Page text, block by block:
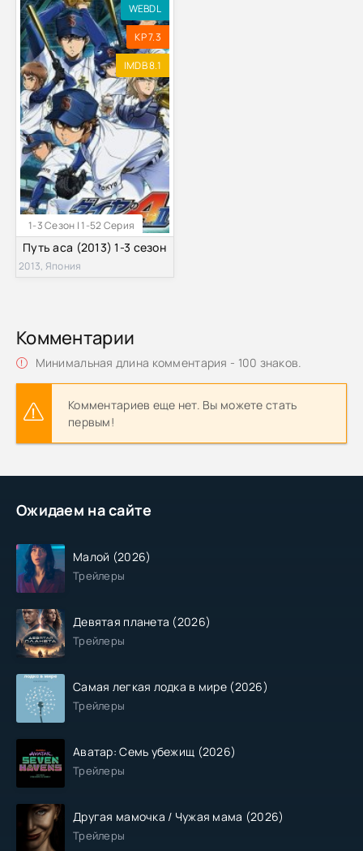
Ожидаем на сайте
Малой (2026)
Трейлеры
Девятая планета (2026)
Трейлеры
Самая легкая лодка в мире (2026)
Трейлеры
Аватар: Семь убежищ (2026)
Трейлеры
Другая мамочка / Чужая мама (2026)
Трейлеры
1-3 Сезон | 1-52 Серия
WEBDL
KP 7.3
IMDB 8.1
Путь аса (2013) 1-3 сезон
2013, Япония
Комментарии
Минимальная длина комментария - 100 знаков.
Комментариев еще нет. Вы можете стать
первым!